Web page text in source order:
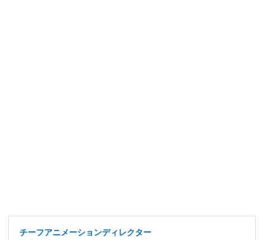
チーフアニメーションディレクター